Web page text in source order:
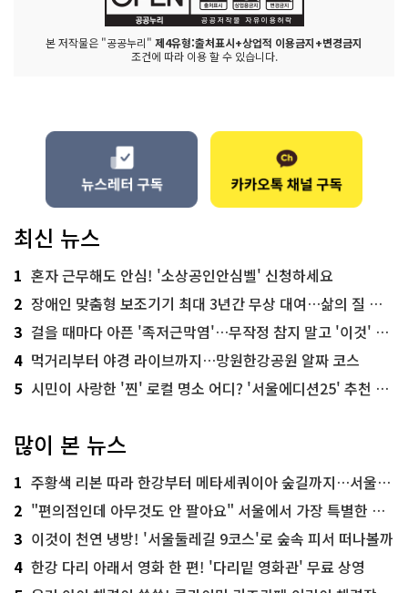
본 저작물은 "공공누리" 제4유형:출처표시+상업적 이용금지+변경금지
조건에 따라 이용 할 수 있습니다.
최신 뉴스
1 혼자 근무해도 안심! '소상공인안심벨' 신청하세요
2 장애인 맞춤형 보조기기 최대 3년간 무상 대여…삶의 질 높인다
3 걸을 때마다 아픈 '족저근막염'…무작정 참지 말고 '이것' 해보세요!
4 먹거리부터 야경 라이브까지…망원한강공원 알짜 코스
5 시민이 사랑한 '찐' 로컬 명소 어디? '서울에디션25' 추천 코스
많이 본 뉴스
1 주황색 리본 따라 한강부터 메타세쿼이아 숲길까지…서울둘레길 15코스
2 "편의점인데 아무것도 안 팔아요" 서울에서 가장 특별한 편의점의 정체
3 이것이 천연 냉방! '서울둘레길 9코스'로 숲속 피서 떠나볼까
4 한강 다리 아래서 영화 한 편! '다리밑 영화관' 무료 상영